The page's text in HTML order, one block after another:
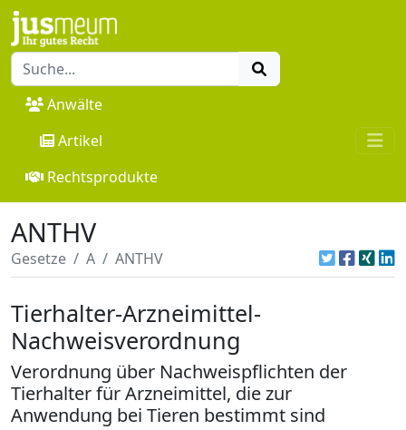
Anwälte
Artikel
Rechtsprodukte
ANTHV
Gesetze A ANTHV
Tierhalter-Arzneimittel-
Nachweisverordnung
Verordnung über Nachweispflichten der
Tierhalter für Arzneimittel, die zur
Anwendung bei Tieren bestimmt sind